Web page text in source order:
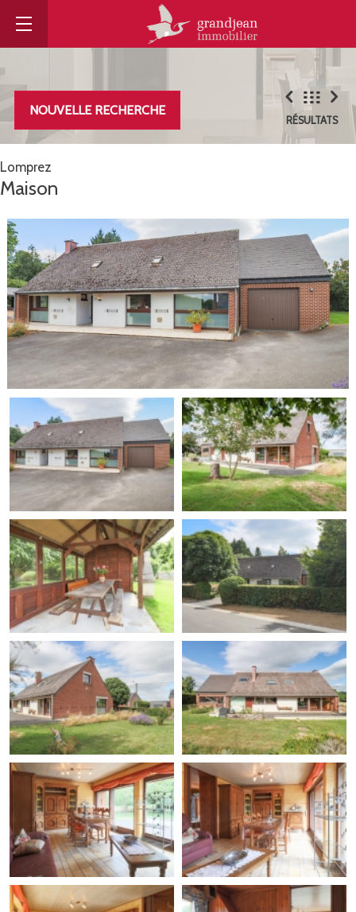
NOUVELLE RECHERCHE
RÉSULTATS
Lomprez
Maison